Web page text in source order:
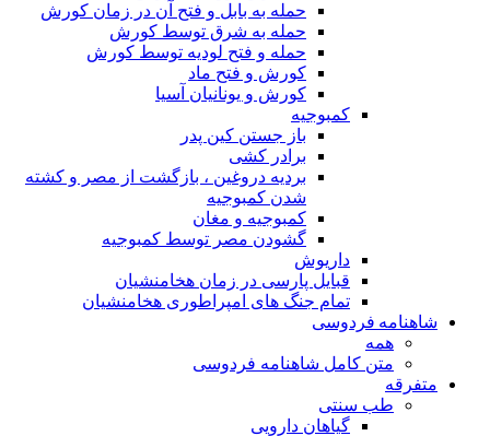
حمله به بابل و فتح آن در زمان کورش
حمله به شرق توسط کورش
حمله و فتح لودیه توسط کورش
کورش و فتح ماد
کورش و یونانیان آسیا
کمبوجیه
باز جستن کین پدر
برادر کشی
بردیه دروغین ، بازگشت از مصر و کشته
شدن کمبوجیه
کمبوجیه و مغان
گشودن مصر توسط کمبوجیه
داریوش
قبایل پارسی در زمان هخامنشیان
تمام جنگ های امپراطوری هخامنشیان
شاهنامه فردوسی
همه
متن کامل شاهنامه فردوسی
متفرقه
طب سنتی
گیاهان دارویی